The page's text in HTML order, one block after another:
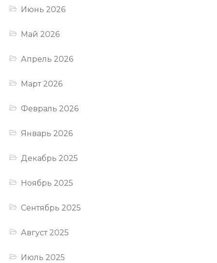
Июнь 2026
Май 2026
Апрель 2026
Март 2026
Февраль 2026
Январь 2026
Декабрь 2025
Ноябрь 2025
Сентябрь 2025
Август 2025
Июль 2025